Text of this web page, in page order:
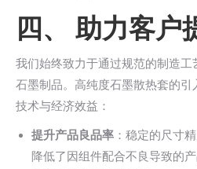
四、 助力客户
我们始终致力于通过规范的制造
石墨制品。高纯度石墨散热套的
技术与经济效益：
提升产品良品率 ：稳定的尺寸
降低了因组件配合不良导致的